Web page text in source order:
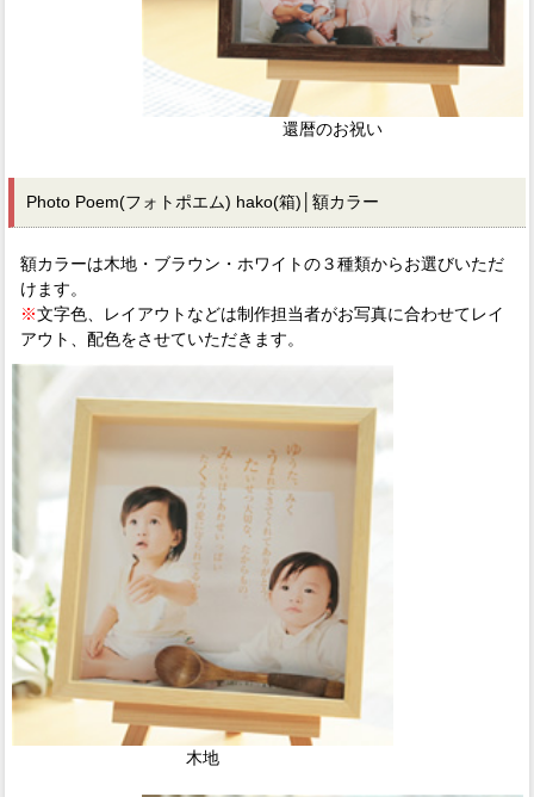
還暦のお祝い
Photo Poem(フォトポエム) hako(箱)│額カラー
額カラーは木地・ブラウン・ホワイトの３種類からお選びいただ
けます。
※文字色、レイアウトなどは制作担当者がお写真に合わせてレイ
アウト、配色をさせていただきます。
木地